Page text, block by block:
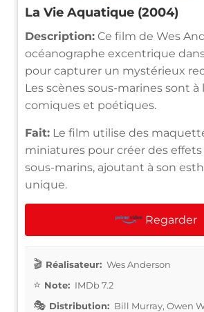
La Vie Aquatique (2004)
Description: Ce film de Wes
océanographe excentrique
pour capturer un mystérieux
Les scènes sous-marines sont à
comiques et poétiques.
Fait: Le film utilise des
miniatures pour créer des effets
sous-marins, ajoutant à son
unique.
Regarder
Réalisateur: Wes Anderson
Note: IMDb 7.2
Distribution: Bill Murray, Owen